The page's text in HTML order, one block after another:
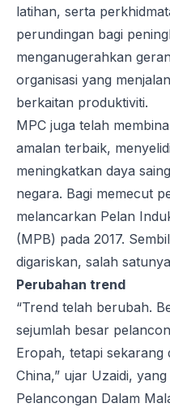
latihan, serta
perundingan bagi
menganugerahkan
organisasi yang
berkaitan produktiviti.
MPC juga telah
amalan terbaik,
meningkatkan daya
negara. Bagi memecut
melancarkan Pelan
(MPB) pada 2017.
digariskan, salah
Perubahan trend
“Trend telah berubah.
sejumlah besar
Eropah, tetapi sekarang
China,” ujar Uzaidi,
Pelancongan Dalam